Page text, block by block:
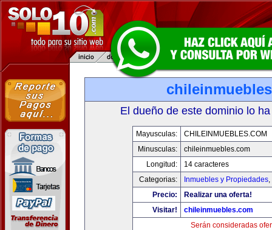
El dueño de este dominio lo
Mayusculas:
CHILEINMUEBLES.COM
Minusculas:
chileinmuebles.com
Longitud:
14 caracteres
Categorias:
Inmuebles y Propiedades,
Precio:
Realizar una oferta!
Visitar!
chileinmuebles.com
Serán consideradas